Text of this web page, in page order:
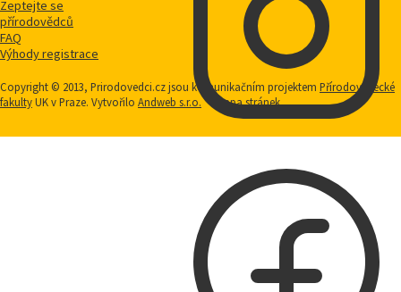
Zeptejte se
přírodovědců
FAQ
Výhody registrace
Copyright © 2013, Prirodovedci.cz jsou komunikačním projektem Přírodovědecké
fakultyUK v Praze. Vytvořilo Andweb s.r.o. Mapa stránek